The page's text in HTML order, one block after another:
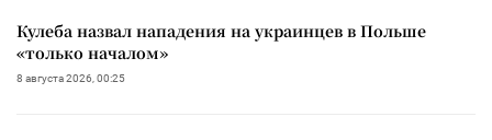
Кулеба назвал нападения на украинцев в Польше
«только началом»
8 августа 2026, 00:25